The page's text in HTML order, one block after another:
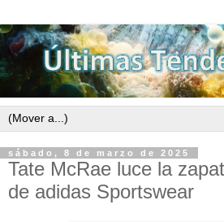
sábado, 8 de marzo de 2025
Tate McRae luce la
de adidas Sportswear